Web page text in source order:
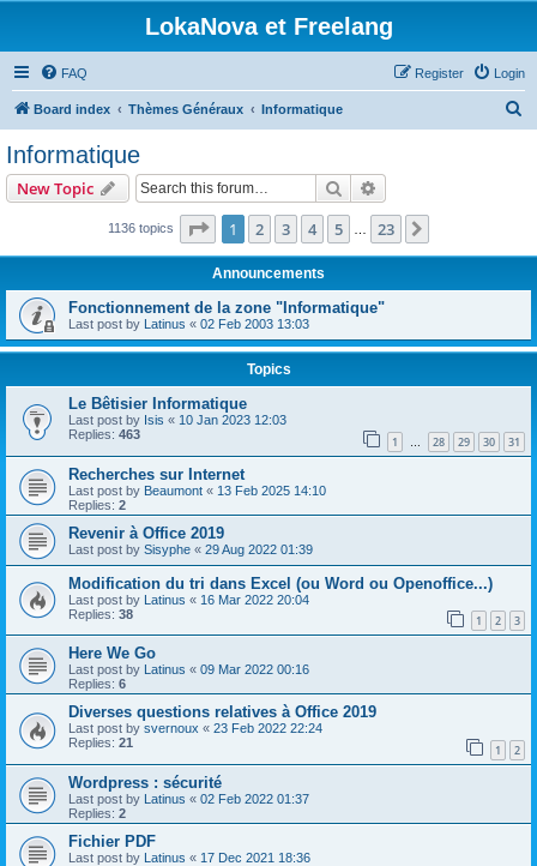
LokaNova et Freelang
FAQ Login
Register
Board index Thèmes Généraux Informatique
Informatique
New Topic Search
1136 topics Page 1of 23
1 2 3 4 5 23
Announcements
Fonctionnement de la zone "Informatique"
Last post by Latinus « 02 Feb 2003 13:03
Topics
Le Bêtisier Informatique
Last post by Isis « 10 Jan 2023 12:03
Replies: 463 1 … 28 29 30 31
Recherches sur Internet
Last post by Beaumont « 13 Feb 2025 14:10
Replies: 2
Revenir à Office 2019
Last post by Sisyphe « 29 Aug 2022 01:39
Modification du tri dans Excel (ou Word ou Openoffice...)
Last post by Latinus « 16 Mar 2022 20:04
Replies: 38 1 2 3
Here We Go
Last post by Latinus « 09 Mar 2022 00:16
Replies: 6
Diverses questions relatives à Office 2019
Last post by svernoux « 23 Feb 2022 22:24
Replies: 21 1 2
Wordpress : sécurité
Last post by Latinus « 02 Feb 2022 01:37
Replies: 2
Fichier PDF
Last post by Latinus « 17 Dec 2021 18:36